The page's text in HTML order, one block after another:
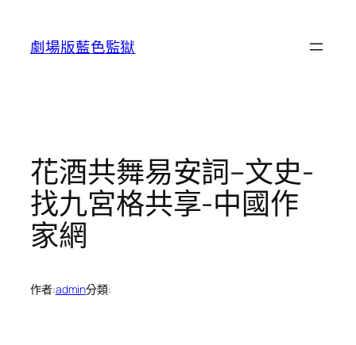
劇場版藍色監獄
花酒共舞易安詞–文史-
找九宮格共享-中國作
家網
作者:admin分類: